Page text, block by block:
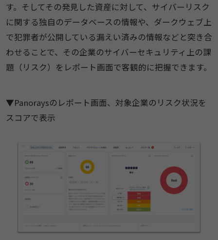
す。そしてその発見した資産に対して、サイバーリスク
に関する独自のデータベースの情報や、ダークウェブ上
で犯罪者が公開している漏えい済みの情報などと突き合
わせることで、その企業のサイバーセキュリティ上の課
題（リスク）をレポート画面で客観的に把握できます。
▼Panoraysのレポート画面、対象企業のリスク状況を
スコアで表示